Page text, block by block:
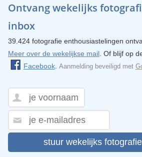
Ontvang wekelijks
inbox
39.424 fotografie enthousiastelingen
Meer over de wekelijkse mail. Of blijf op
Facebook. Aanmelding beveiligd met
stuur wekelijks